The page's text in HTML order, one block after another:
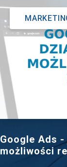
Google Ads
możliwości